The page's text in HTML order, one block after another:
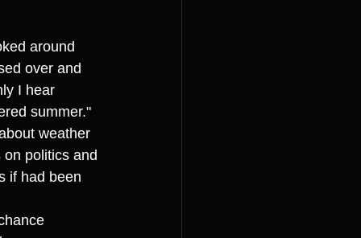
around
over and
I hear
summer."
weather
politics and
if had been